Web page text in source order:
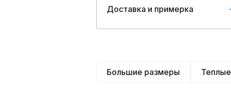
Доставка и примерка
Большие размеры Теплые